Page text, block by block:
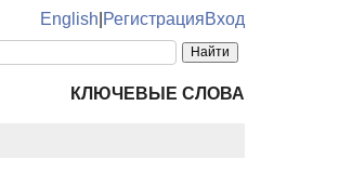
English РегистрацияВход
КЛЮЧЕВЫЕ СЛОВА